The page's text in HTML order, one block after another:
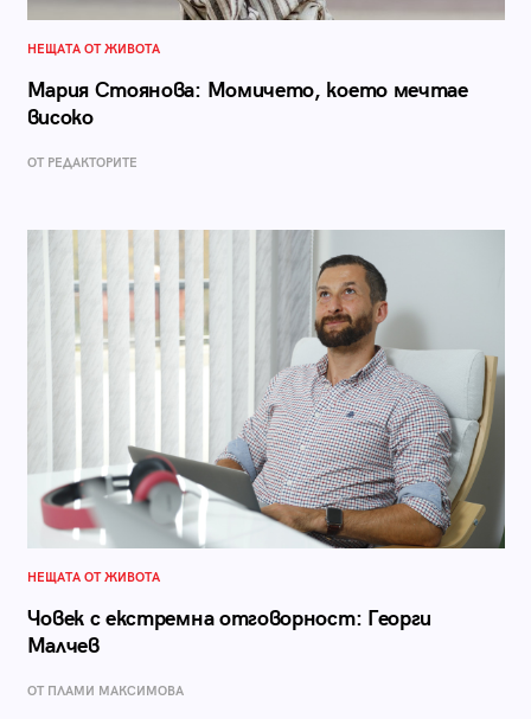
НЕЩАТА ОТ ЖИВОТА
Мария Стоянова: Момичето, което мечтае
високо
ОТ РЕДАКТОРИТЕ
НЕЩАТА ОТ ЖИВОТА
Човек с екстремна отговорност: Георги
Малчев
ОТ ПЛАМИ МАКСИМОВА